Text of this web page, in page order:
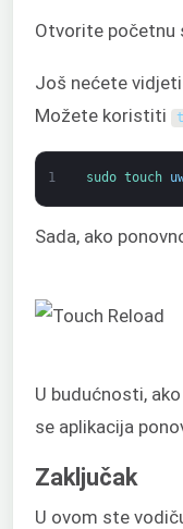
Otvorite početnu
Još nećete
Možete koristiti
1 sudo touch
Sada, ako
U budućnosti,
se aplikacija
Zaključak
U ovom ste